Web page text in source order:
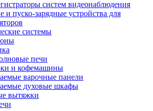
систем видеонаблюдения
и пуско-зарядные устройства для
системы
печи
и кофемашины
варочные панели
духовые шкафы
вытяжки